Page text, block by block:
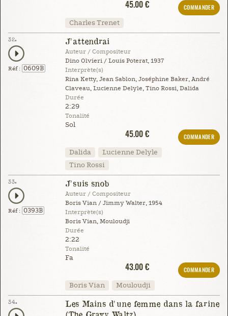
45.00 €
COMMANDER
Charles Trenet
32.
Réf : 0609B
J'attendrai
Auteur / Compositeur
Dino Olvieri / Louis Poterat, 1937
Interprète(s)
Rina Ketty, Jean Sablon, Joséphine Baker, André
Claveau, Lucienne Delyle, Tino Rossi, Dalida
Durée
2:29
Tonalité
Sol
45.00 €
COMMANDER
Dalida
Lucienne Delyle
Tino Rossi
33.
Réf : 0393B
J'suis snob
Auteur / Compositeur
Boris Vian / Jimmy Walter, 1954
Interprète(s)
Boris Vian, Mouloudji
Durée
2:22
Tonalité
Fa
43.00 €
COMMANDER
Boris Vian Mouloudji
34.
Les Mains d'une femme dans la farine